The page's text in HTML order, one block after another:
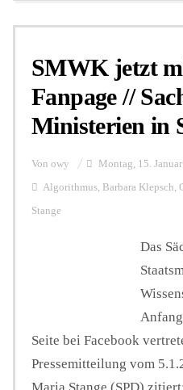
SMWK jetzt
Fanpage //
Ministerien in
Von owy Montag, 15.
Algorithmus, Barbara Klepsch,
Stange
Das
Seite bei Facebook
Pressemitteilung vom